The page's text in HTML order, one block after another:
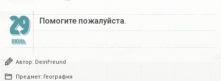
29
ИЮНЬ
Помогите пожалуйста.
Автор: DeinFreund
Предмет: География